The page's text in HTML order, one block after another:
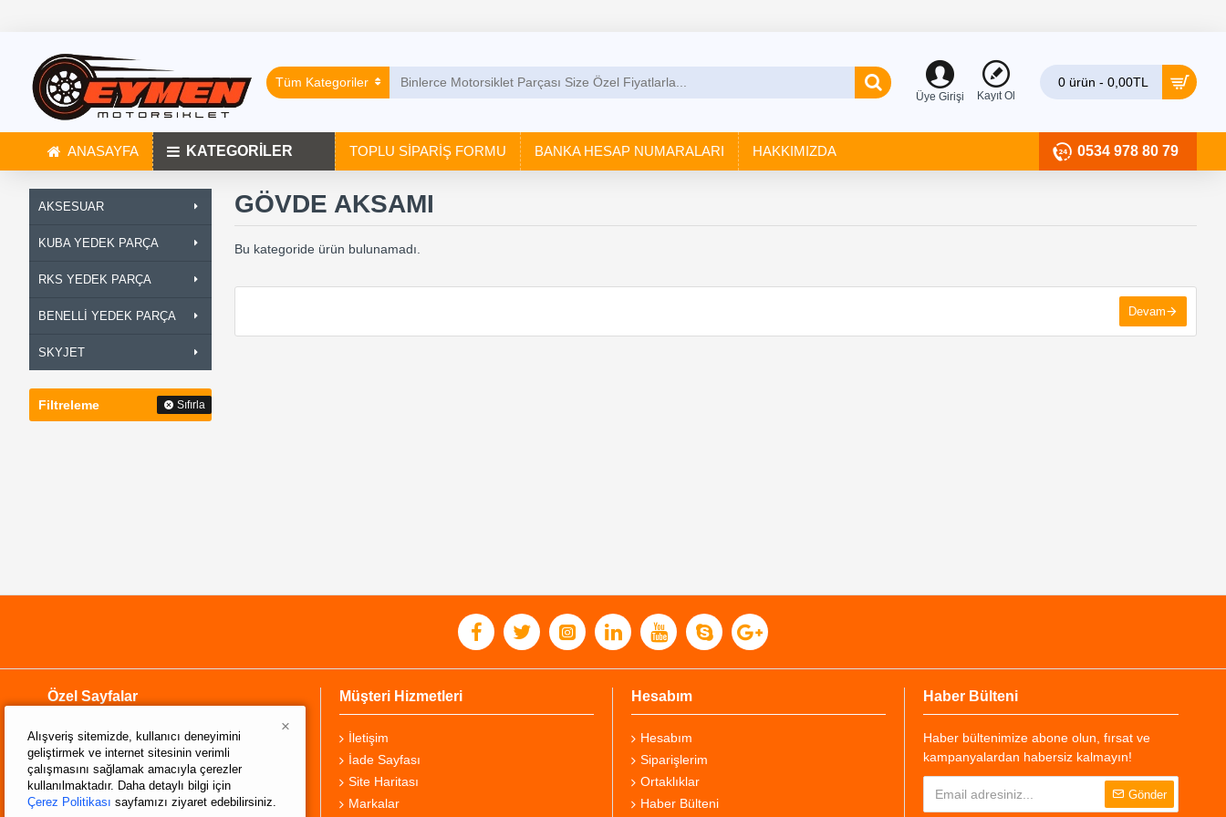
Tüm Kategoriler
Üye Girişi Kayıt Ol
0 ürün - 0,00TL
ANASAYFA KATEGORİLER TOPLU SİPARİŞ FORMU BANKA HESAP NUMARALARI HAKKIMIZDA 0534 978 80 79
AKSESUAR
KUBA YEDEK PARÇA
RKS YEDEK PARÇA
BENELLİ YEDEK PARÇA
SKYJET
Filtreleme Sıfırla
GÖVDE AKSAMI
Bu kategoride ürün bulunamadı.
Devam
Özel Sayfalar
Hakkımızda
Teslimat Bilgisi
Gizlilik Sözleşmesi
Şartlar ve Koşullar
Müşteri Hizmetleri
İletişim
İade Sayfası
Site Haritası
Markalar
Hesabım
Hesabım
Siparişlerim
Ortaklıklar
Haber Bülteni
Haber Bülteni
Haber bültenimize abone olun, fırsat ve
kampanyalardan habersiz kalmayın!
Gönder
Alışveriş sitemizde, kullanıcı deneyimini
geliştirmek ve internet sitesinin verimli
çalışmasını sağlamak amacıyla çerezler
kullanılmaktadır. Daha detaylı bilgi için
Çerez Politikası sayfamızı ziyaret edebilirsiniz.
×